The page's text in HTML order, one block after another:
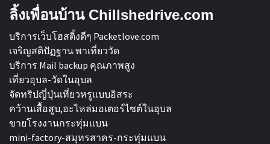
ลิ้งเพื่อนบ้าน Chillshedrive.com
บริการเว็บโฮสติ้งดีๆ Packetlove.com
เจริญสติปัฏฐาน พาเที่ยววัด
บริการ Mail backup คุณภาพสูง
เที่ยวอุบล-วัดในอุบล
จัดทริปญี่ปุ่นเที่ยวหรูแบบอิสระ
คว้านเสื้อสูบ,อะไหล่มอเตอร์ไซต์ในอุบล
ขายโรงงานกระทุ่มแบน
mini-factory-สมุทรสาคร-กระทุ่มแบน